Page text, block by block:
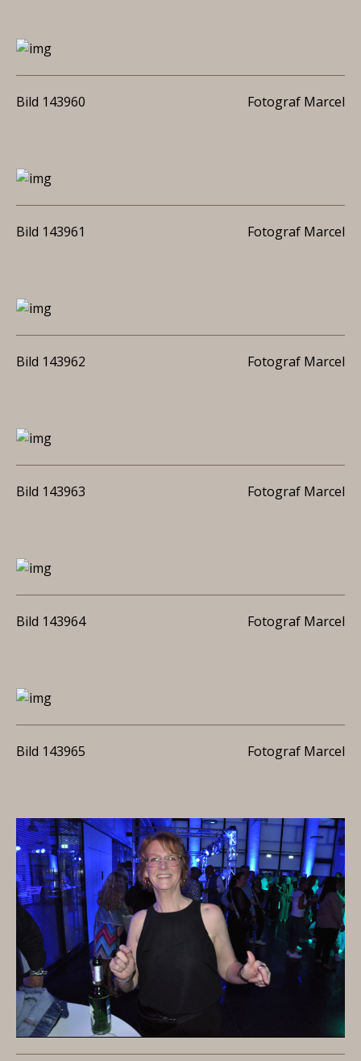
Bild 143960 Fotograf Marcel
Bild 143961 Fotograf Marcel
Bild 143962 Fotograf Marcel
Bild 143963 Fotograf Marcel
Bild 143964 Fotograf Marcel
Bild 143965 Fotograf Marcel